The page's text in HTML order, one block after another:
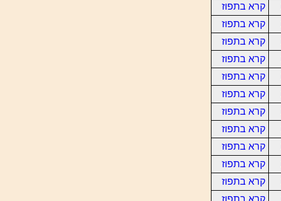
קרא בתפוז
קרא בתפוז
קרא בתפוז
קרא בתפוז
קרא בתפוז
קרא בתפוז
קרא בתפוז
קרא בתפוז
קרא בתפוז
קרא בתפוז
קרא בתפוז
קרא בתפוז